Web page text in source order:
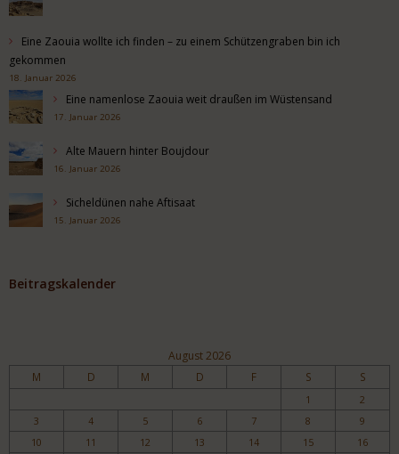
Eine Zaouia wollte ich finden – zu einem Schützengraben bin ich
gekommen
18. Januar 2026
Eine namenlose Zaouia weit draußen im Wüstensand
17. Januar 2026
Alte Mauern hinter Boujdour
16. Januar 2026
Sicheldünen nahe Aftisaat
15. Januar 2026
Beitragskalender
August 2026
M D M D F S S
1
2
3
4 5 6 7 8
9
10
11 12 13 14 15
16